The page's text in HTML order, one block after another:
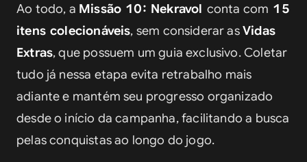
Ao todo, a Missão 10: Nekravol conta com 15
itens colecionáveis, sem considerar as Vidas
Extras, que possuem um guia exclusivo. Coletar
tudo já nessa etapa evita retrabalho mais
adiante e mantém seu progresso organizado
desde o início da campanha, facilitando a busca
pelas conquistas ao longo do jogo.